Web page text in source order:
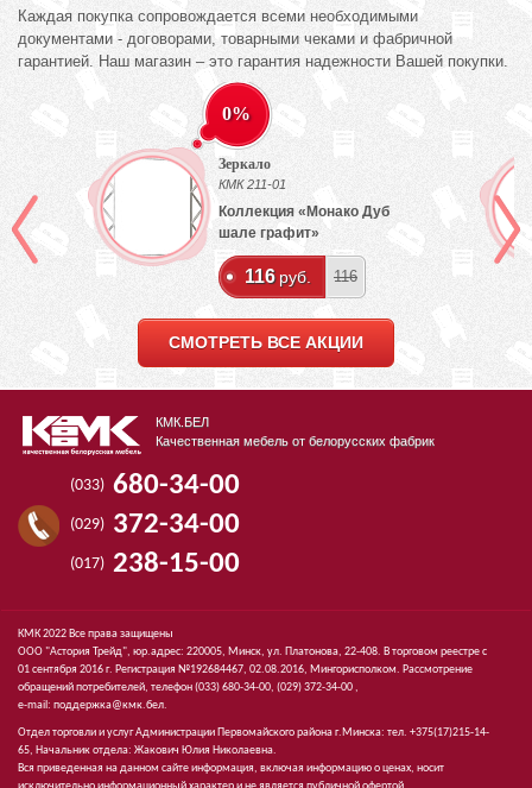
Каждая покупка сопровождается всеми необходимыми
документами - договорами, товарными чеками и фабричной
гарантией. Наш магазин – это гарантия надежности Вашей покупки.
0%
Зеркало
КМК 211-01
Коллекция «Монако Дуб
шале графит»
116 руб. 116
СМОТРЕТЬ ВСЕ АКЦИИ
КМК.БЕЛ
Качественная мебель от белорусских фабрик
(033) 680-34-00
(029) 372-34-00
(017) 238-15-00
КМК 2022 Все права защищены
ООО "Астория Трейд", юр.адрес: 220005, Минск, ул. Платонова, 22-408. В торговом реестре с
01 сентября 2016 г. Регистрация №192684467, 02.08.2016, Мингорисполком. Рассмотрение
обращений потребителей, телефон(033)680-34-00, (029)372-34-00 ,
e-mail: поддержка@кмк.бел.
Отдел торговли и услуг Администрации Первомайского района г.Минска: тел. +375(17)215-14-
65, Начальник отдела: Жакович Юлия Николаевна.
Вся приведенная на данном сайте информация, включая информацию о ценах, носит